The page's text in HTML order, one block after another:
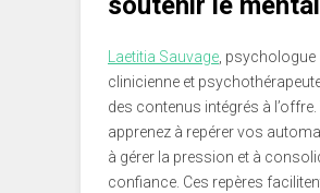
Laetitia Sauvage , psychologue
clinicienne et
des contenus intégrés à
apprenez à repérer vos
à gérer la pression et à
confiance. Ces repères